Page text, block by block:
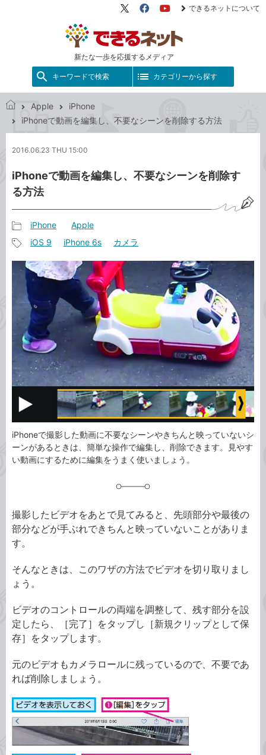
新たな一歩を応援するメディア
X（旧
FacebookYouTube
できるネットについて
キーワードで検索 カテゴリーから探す
で
ネ
ト
Apple
iPhone
iPhoneで動画を編集し、不要なシーンを削除する方法
2016.06.23 THU 15:00
iPhoneで動画を編集し、不要なシーンを削除す
る方法
事
カ
テ
ゴ
リ
iPhone Apple
事
タ
グ
iOS 9 iPhone 6s カメラ
iPhoneで撮影した動画に不要なシーンやきちんと映っていないシ
ーンがあるときは、簡単な操作で編集し、削除できます。見やす
い動画にするために編集をうまく使いましょう。
撮影したビデオをあとで見てみると、先頭部分や最後の
部分などが手ぶれできちんと映っていないことがありま
す。
そんなときは、このワザの方法でビデオを切り取りまし
ょう。
ビデオのコントロールの両端を調整して、残す部分を設
定したら、［完了］をタップし［新規クリップとして保
存］をタップします。
元のビデオもカメラロールに残っているので、不要であ
れば削除しましょう。